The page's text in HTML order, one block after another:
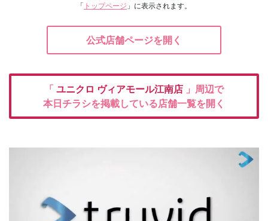
「 トップページ 」に表示されます。
公式店舗ページを開く
「 ユニクロ ヴィアモール江南店 」周辺で
本日チラシを掲載している店舗一覧を開く